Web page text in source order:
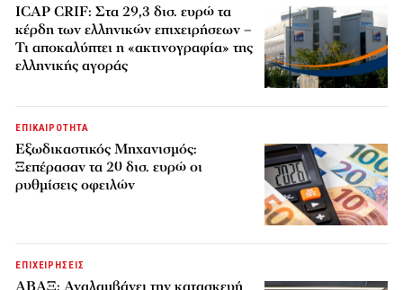
ICAP CRIF: Στα 29,3 δισ. ευρώ τα
κέρδη των ελληνικών επιχειρήσεων –
Τι αποκαλύπτει η «ακτινογραφία» της
ελληνικής αγοράς
ΕΠΙΚΑΙΡΟΤΗΤΑ
Εξωδικαστικός Μηχανισμός:
Ξεπέρασαν τα 20 δισ. ευρώ οι
ρυθμίσεις οφειλών
ΕΠΙΧΕΙΡΗΣΕΙΣ